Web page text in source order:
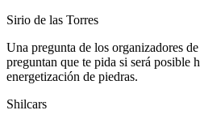
Sirio de las Torres
Una pregunta de los organizadores
preguntan que te pida si será posible
energetización de piedras.
Shilcars